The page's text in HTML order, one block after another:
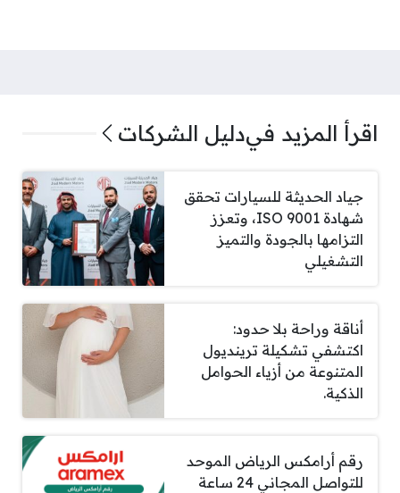
اقرأ المزيد فيدليل الشركات
جياد الحديثة للسيارات تحقق
شهادة ISO 9001، وتعزز
التزامها بالجودة والتميز
التشغيلي
أناقة وراحة بلا حدود:
اكتشفي تشكيلة ترينديول
المتنوعة من أزياء الحوامل
الذكية.
رقم أرامكس الرياض الموحد
للتواصل المجاني 24 ساعة